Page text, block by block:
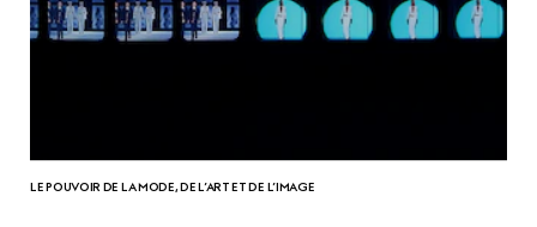
LE POUVOIR DE LA MODE, DE L’ART ET DE L’IMAGE